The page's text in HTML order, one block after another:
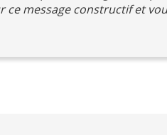
ce message constructif et